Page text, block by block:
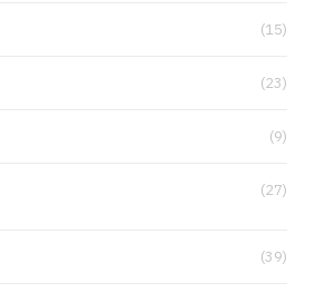
(15)
(23)
(9)
(27)
(39)